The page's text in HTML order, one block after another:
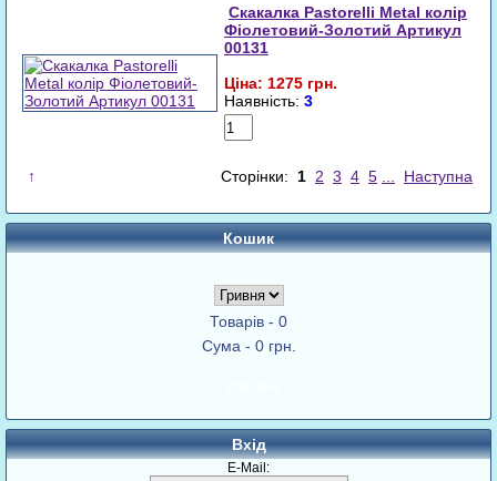
Скакалка Pastorelli Metal колір
Фіолетовий-Золотий Артикул
00131
Ціна: 1275 грн.
Наявність: 3
↑ Сторінки: 1 2 3 4 5 Наступна
Кошик
Товарів - 0
Сума - 0 грн.
Вхід
E-Mail: